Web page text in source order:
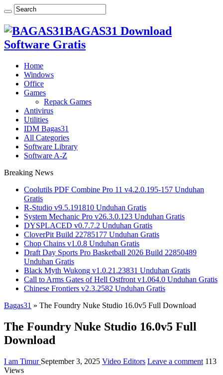
BAGAS31 Download
Software Gratis
Home
Windows
Office
Games
Repack Games
Antivirus
Utilities
IDM Bagas31
All Categories
Software Library
Software A-Z
Breaking News
Coolutils PDF Combine Pro 11 v4.2.0.195-157 Unduhan
Gratis
R-Studio v9.5.191810 Unduhan Gratis
System Mechanic Pro v26.3.0.123 Unduhan Gratis
DYSPLACED v0.7.7.2 Unduhan Gratis
CloverPit Build 22785177 Unduhan Gratis
Chop Chains v1.0.8 Unduhan Gratis
Draft Day Sports Pro Basketball 2026 Build 22850489
Unduhan Gratis
Black Myth Wukong v1.0.21.23831 Unduhan Gratis
Call to Arms Gates of Hell Ostfront v1.064.0 Unduhan Gratis
Chinese Frontiers v2.3.2582 Unduhan Gratis
Bagas31 » The Foundry Nuke Studio 16.0v5 Full Download
The Foundry Nuke Studio 16.0v5 Full
Download
I am Timur September 3, 2025 Video Editors Leave a comment 113
Views